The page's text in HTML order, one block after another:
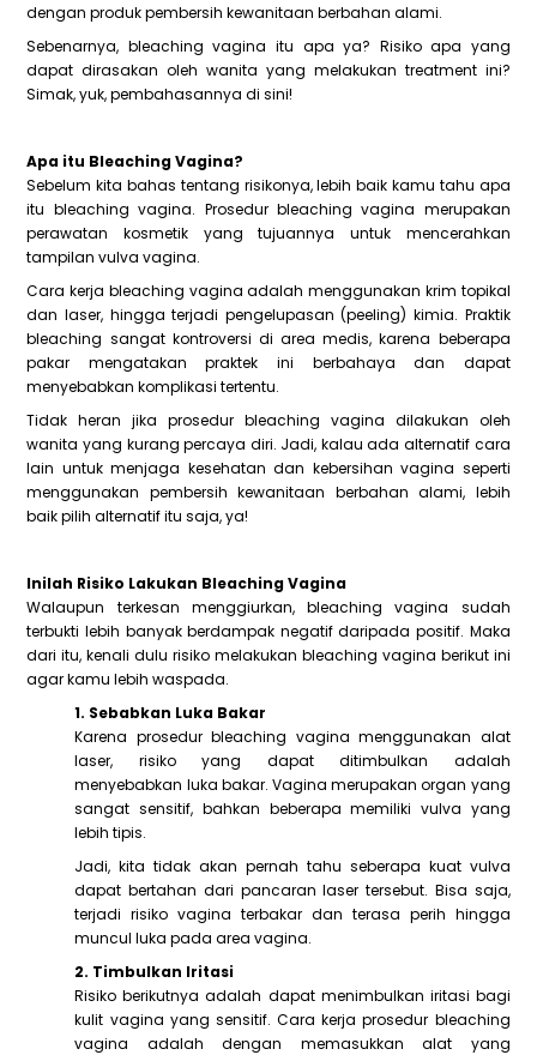
dengan produk pembersih kewanitaan berbahan alami.
Sebenarnya, bleaching vagina itu apa ya? Risiko apa yang
dapat dirasakan oleh wanita yang melakukan treatment ini?
Simak, yuk, pembahasannya di sini!
Apa itu Bleaching Vagina?
Sebelum kita bahas tentang risikonya, lebih baik kamu tahu apa
itu bleaching vagina. Prosedur bleaching vagina merupakan
perawatan kosmetik yang tujuannya untuk mencerahkan
tampilan vulva vagina.
Cara kerja bleaching vagina adalah menggunakan krim topikal
dan laser, hingga terjadi pengelupasan (peeling) kimia. Praktik
bleaching sangat kontroversi di area medis, karena beberapa
pakar mengatakan praktek ini berbahaya dan dapat
menyebabkan komplikasi tertentu.
Tidak heran jika prosedur bleaching vagina dilakukan oleh
wanita yang kurang percaya diri. Jadi, kalau ada alternatif cara
lain untuk menjaga kesehatan dan kebersihan vagina seperti
menggunakan pembersih kewanitaan berbahan alami, lebih
baik pilih alternatif itu saja, ya!
Inilah Risiko Lakukan Bleaching Vagina
Walaupun terkesan menggiurkan, bleaching vagina sudah
terbukti lebih banyak berdampak negatif daripada positif. Maka
dari itu, kenali dulu risiko melakukan bleaching vagina berikut ini
agar kamu lebih waspada.
1. Sebabkan Luka Bakar
Karena prosedur bleaching vagina menggunakan alat
laser, risiko yang dapat ditimbulkan adalah
menyebabkan luka bakar. Vagina merupakan organ yang
sangat sensitif, bahkan beberapa memiliki vulva yang
lebih tipis.
Jadi, kita tidak akan pernah tahu seberapa kuat vulva
dapat bertahan dari pancaran laser tersebut. Bisa saja,
terjadi risiko vagina terbakar dan terasa perih hingga
muncul luka pada area vagina.
2. Timbulkan Iritasi
Risiko berikutnya adalah dapat menimbulkan iritasi bagi
kulit vagina yang sensitif. Cara kerja prosedur bleaching
vagina adalah dengan memasukkan alat yang